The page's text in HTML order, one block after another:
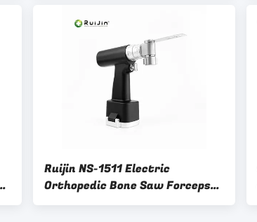
Ruijin NS-1511 Electric
Orthopedic Bone Saw Forceps
CE Certified Class II Surgical